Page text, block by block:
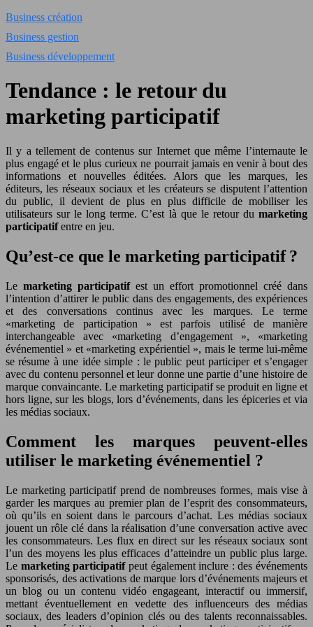
Business création
Business gestion
Business développement
Tendance : le retour du
marketing participatif
Il y a tellement de contenus sur Internet que même l’internaute le
plus engagé et le plus curieux ne pourrait jamais en venir à bout des
informations et nouvelles éditées. Alors que les marques, les
éditeurs, les réseaux sociaux et les créateurs se disputent l’attention
du public, il devient de plus en plus difficile de mobiliser les
utilisateurs sur le long terme. C’est là que le retour du marketing
participatifentre en jeu.
Qu’est-ce que le marketing participatif ?
Le marketing participatifest un effort promotionnel créé dans
l’intention d’attirer le public dans des engagements, des expériences
et des conversations continus avec les marques. Le terme
«marketing de participation » est parfois utilisé de manière
interchangeable avec «marketing d’engagement », «marketing
événementiel » et «marketing expérientiel », mais le terme lui-même
se résume à une idée simple : le public peut participer et s’engager
avec du contenu personnel et leur donne une partie d’une histoire de
marque convaincante. Le marketing participatif se produit en ligne et
hors ligne, sur les blogs, lors d’événements, dans les épiceries et via
les médias sociaux.
Comment les marques peuvent-elles
utiliser le marketing événementiel ?
Le marketing participatif prend de nombreuses formes, mais vise à
garder les marques au premier plan de l’esprit des consommateurs,
où qu’ils en soient dans le parcours d’achat. Les médias sociaux
jouent un rôle clé dans la réalisation d’une conversation active avec
les consommateurs. Les flux en direct sur les réseaux sociaux sont
l’un des moyens les plus efficaces d’atteindre un public plus large.
Le marketing participatifpeut également inclure : des événements
sponsorisés, des activations de marque lors d’événements majeurs et
un blog ou un contenu vidéo engageant, interactif ou immersif,
mettant éventuellement en vedette des influenceurs des médias
sociaux, des leaders d’opinion clés ou des talents reconnaissables.